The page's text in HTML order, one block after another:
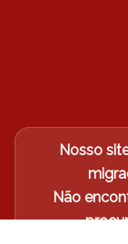
Nosso
Não